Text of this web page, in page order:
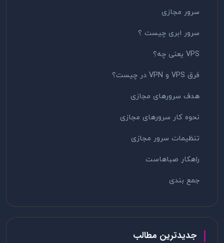
سرور مجازی
سرور ابری چیست ؟
VPS یعنی چه؟
فرق VPS و VPN در چیست؟
هدف سرورهای مجازی
نحوه کار سرورهای مجازی
تنظیمات سرور مجازی
راهکار صباهاست
جمع بندی
جدیدترین مطالب